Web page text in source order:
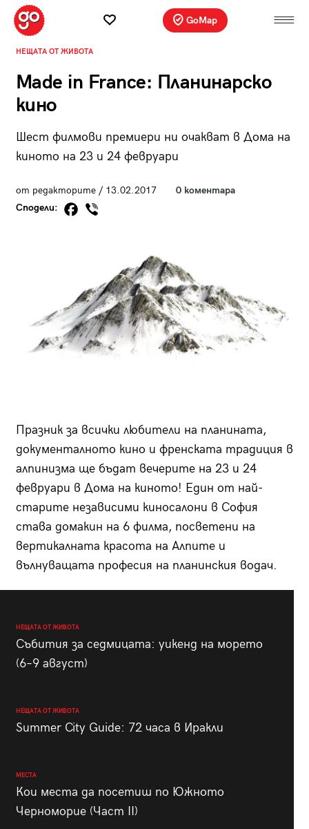
GoMap
НЕЩАТА ОТ ЖИВОТА
Made in France: Планинарско
кино
Шест филмови премиери ни очакват в Дома на
киното на 23 и 24 февруари
от редакторите / 13.02.2017
0 коментара
Сподели:
Празник за всички любители на планината,
документалното кино и френската традиция в
алпинизма ще бъдат вечерите на 23 и 24
февруари в Дома на киното! Един от най-
старите независими киносалони в София
става домакин на 6 филма, посветени на
вертикалната красота на Алпите и
вълнуващата професия на планинския водач.
НЕЩАТА ОТ ЖИВОТА
Събития за седмицата: уикенд на морето
(6–9 август)
НЕЩАТА ОТ ЖИВОТА
Summer City Guide: 72 часа в Иракли
МЕСТА
Кои места да посетиш по Южното
Черноморие (Част II)